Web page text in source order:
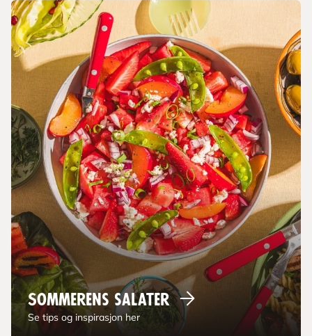
Sommerens salater
Se tips og inspirasjon her